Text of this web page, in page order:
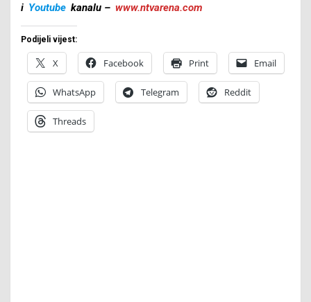
i Youtube kanalu – www.ntvarena.com
Podijeli vijest:
X Facebook Print Email
WhatsApp Telegram Reddit
Threads